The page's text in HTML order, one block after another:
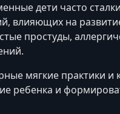
дети часто
влияющих на
простуды,
мягкие практики
ребенка и